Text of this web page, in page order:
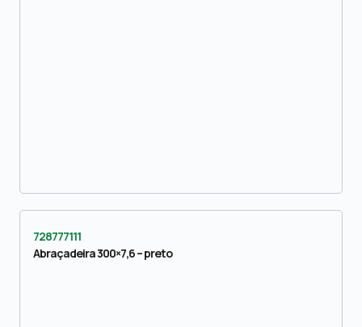
728777111
Abraçadeira 300×7,6 – preto